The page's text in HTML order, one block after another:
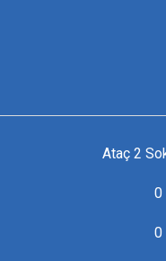
Ataç 2
0
0